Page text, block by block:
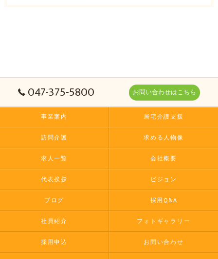
047-375-5800 お問い合わせはこちら
事業案内 居宅介護支援
訪問介護 求める人物像
求人一覧 会社概要
代表挨拶 ビジョン
ブログ 採用Q&A
社員紹介 フォトギャラリー
採用申込 お問い合わせ